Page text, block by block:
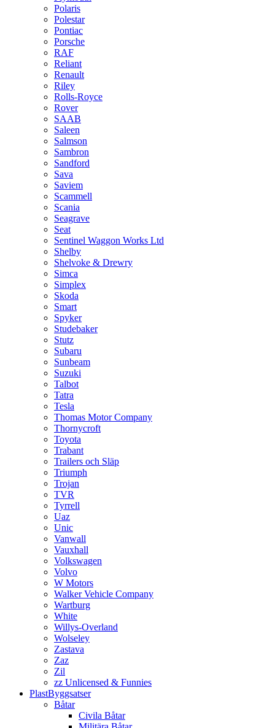
Polaris
Polestar
Pontiac
Porsche
RAF
Reliant
Renault
Riley
Rolls-Royce
Rover
SAAB
Saleen
Salmson
Sambron
Sandford
Sava
Saviem
Scammell
Scania
Seagrave
Seat
Sentinel Waggon Works Ltd
Shelby
Shelvoke & Drewry
Simca
Simplex
Skoda
Smart
Spyker
Studebaker
Stutz
Subaru
Sunbeam
Suzuki
Talbot
Tatra
Tesla
Thomas Motor Company
Thornycroft
Toyota
Trabant
Trailers och Släp
Triumph
Trojan
TVR
Tyrrell
Uaz
Unic
Vanwall
Vauxhall
Volkswagen
Volvo
W Motors
Walker Vehicle Company
Wartburg
White
Willys-Overland
Wolseley
Zastava
Zaz
Zil
zz Unlicensed & Funnies
PlastByggsatser
Båtar
Civila Båtar